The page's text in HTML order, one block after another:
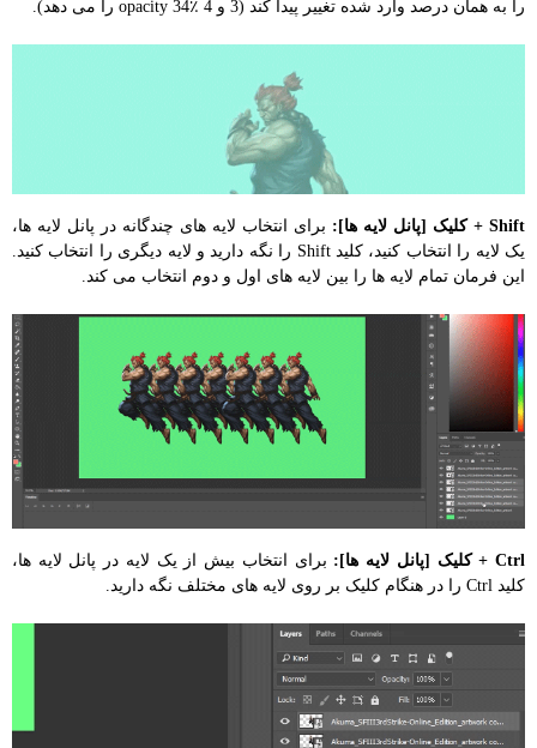
را به همان درصد وارد شده تغییر پیدا کند (3 و 4 opacity 34٪ را می دهد).
Shift + کلیک [پانل لایه ها]:
برای انتخاب لایه های چندگانه در پانل لایه ها،
یک لایه را انتخاب کنید، کلید Shift را نگه دارید و لایه دیگری را انتخاب کنید.
این فرمان تمام لایه ها را بین لایه های اول و دوم انتخاب می کند.
Ctrl + کلیک [پانل لایه ها]:
برای انتخاب بیش از یک لایه در پانل لایه ها،
کلید Ctrl را در هنگام کلیک بر روی لایه های مختلف نگه دارید.